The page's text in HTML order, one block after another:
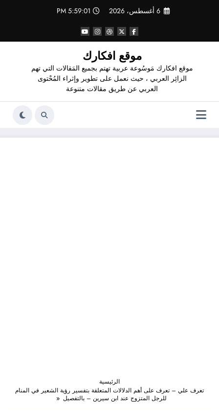
6 أغسطس، 2026 5:59:02 PM
موقع افكارك
موقع افكارك مَوسُوعة عربية تهتم بجميع المَقالات التي تهم
الزائِر العربي ، حيث نعمل على تطوير وإثراء المُحْتوى
العربي عن طريق مقالات متنوعة
الرئيسية
تعرف علي – تعرف على أهم الدلالات المتعلقة بتفسير رؤية الشعير في المنام
للرجل المتزوج عند ابن سيرين – بالتفصيل